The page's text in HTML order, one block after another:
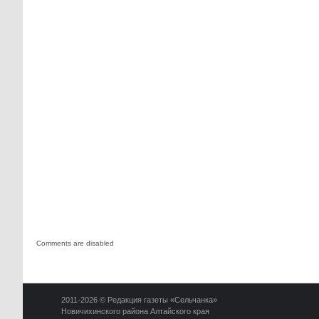
Comments are disabled
2011-2026 © Редакция газеты «Сельчанка»
Новичихинского района Алтайского края